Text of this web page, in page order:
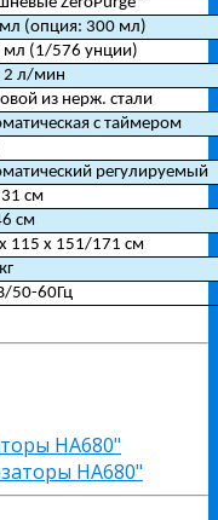
(опция: 300 мл)
мл (1/576 унции)
2 л/мин
из нерж. стали
с таймером
регулируемый
см
см
115 х 151/171 см
50-60Гц
HA680"
HA680"